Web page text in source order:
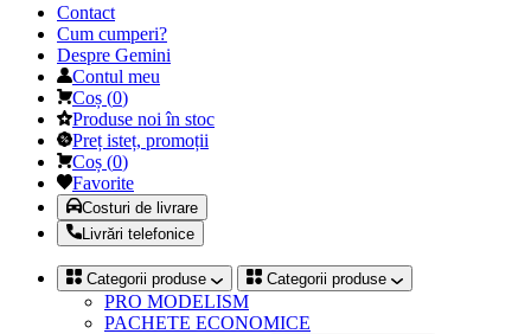
Contact
Cum cumperi?
Despre Gemini
Contul meu
Coș (0)
Produse noi în stoc
Preț isteț, promoții
Coș (0)
Favorite
Costuri de livrare
Livrări telefonice
Categorii produse Categorii produse
PRO MODELISM
PACHETE ECONOMICE